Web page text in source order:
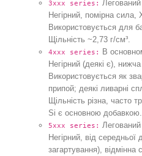
3xxx series:
Негірний, помірна сила,
Використовується для
Щільність ~2,73 г/см³.
4xxx series: В
Негірний (деякі є),
Використовується як
припой; деякі ливарні
Щільність різна, часто
Si є основною добавкою.
5xxx series:
Негірний, від середньої
загартування), відмінна